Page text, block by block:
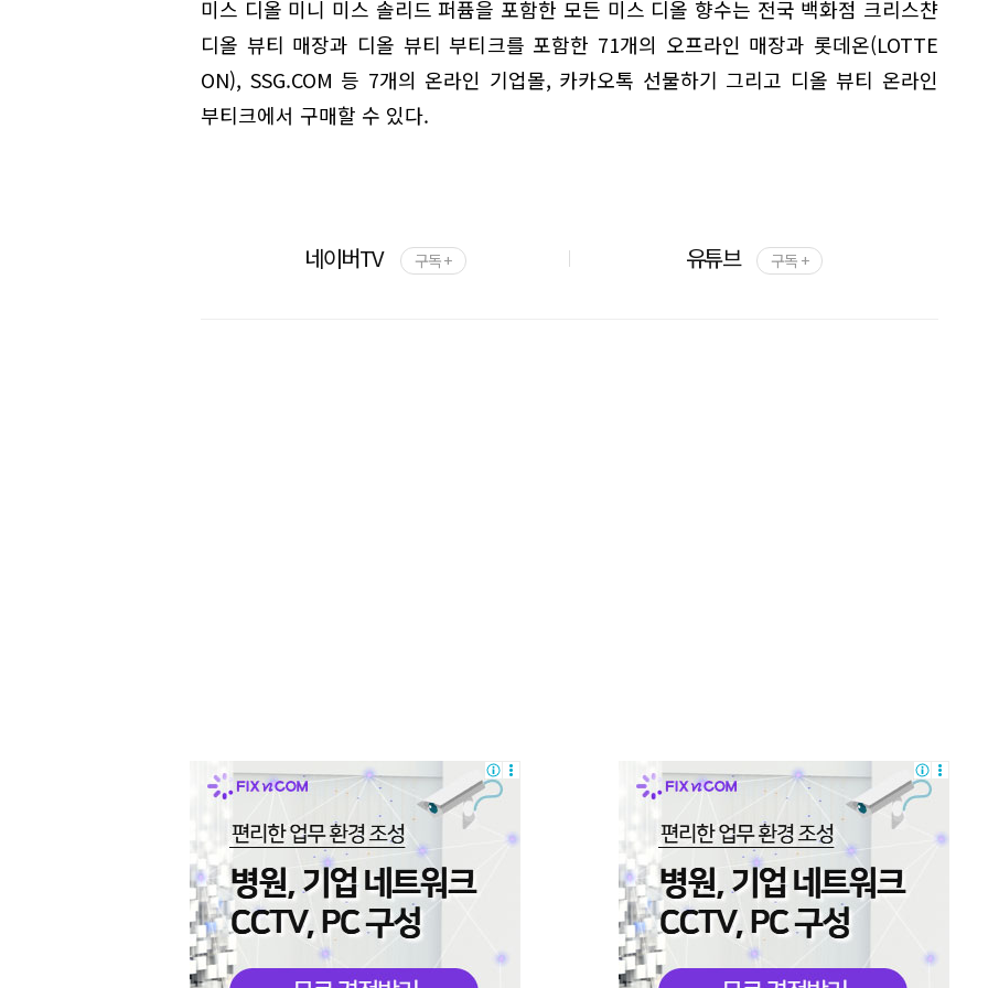
미스 디올 미니 미스 솔리드 퍼퓸을 포함한 모든 미스 디올 향수는 전국 백화점 크리스챤
디올 뷰티 매장과 디올 뷰티 부티크를 포함한 71개의 오프라인 매장과 롯데온(LOTTE
ON), SSG.COM 등 7개의 온라인 기업몰, 카카오톡 선물하기 그리고 디올 뷰티 온라인
부티크에서 구매할 수 있다.
네이버TV 구독 + 유튜브 구독 +